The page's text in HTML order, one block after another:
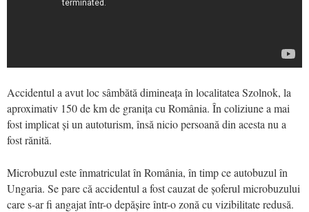
Accidentul a avut loc sâmbătă dimineața în localitatea Szolnok, la
aproximativ 150 de km de granița cu România. În coliziune a mai
fost implicat și un autoturism, însă nicio persoană din acesta nu a
fost rănită.
Microbuzul este înmatriculat în România, în timp ce autobuzul în
Ungaria. Se pare că accidentul a fost cauzat de șoferul microbuzului
care s-ar fi angajat într-o depășire într-o zonă cu vizibilitate redusă.